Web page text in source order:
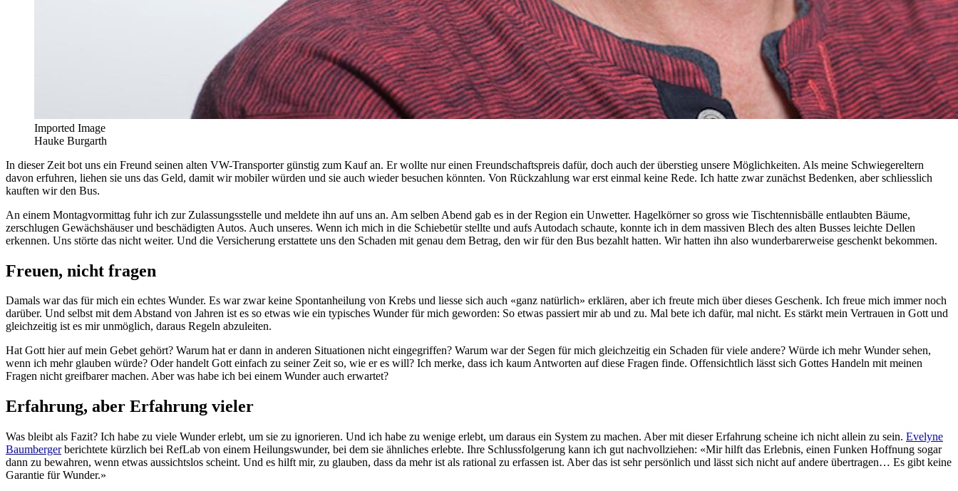
Imported Image
Hauke Burgarth
In dieser Zeit bot uns ein Freund seinen alten VW-Transporter günstig zum Kauf an. Er wollte nur einen Freundschaftspreis dafür, doch auch der überstieg unsere Möglichkeiten. Als meine Schwiegereltern
davon erfuhren, liehen sie uns das Geld, damit wir mobiler würden und sie auch wieder besuchen könnten. Von Rückzahlung war erst einmal keine Rede. Ich hatte zwar zunächst Bedenken, aber schliesslich
kauften wir den Bus.
An einem Montagvormittag fuhr ich zur Zulassungsstelle und meldete ihn auf uns an. Am selben Abend gab es in der Region ein Unwetter. Hagelkörner so gross wie Tischtennisbälle entlaubten Bäume,
zerschlugen Gewächshäuser und beschädigten Autos. Auch unseres. Wenn ich mich in die Schiebetür stellte und aufs Autodach schaute, konnte ich in dem massiven Blech des alten Busses leichte Dellen
erkennen. Uns störte das nicht weiter. Und die Versicherung erstattete uns den Schaden mit genau dem Betrag, den wir für den Bus bezahlt hatten. Wir hatten ihn also wunderbarerweise geschenkt bekommen.
Freuen, nicht fragen
Damals war das für mich ein echtes Wunder. Es war zwar keine Spontanheilung von Krebs und liesse sich auch «ganz natürlich» erklären, aber ich freute mich über dieses Geschenk. Ich freue mich immer noch
darüber. Und selbst mit dem Abstand von Jahren ist es so etwas wie ein typisches Wunder für mich geworden: So etwas passiert mir ab und zu. Mal bete ich dafür, mal nicht. Es stärkt mein Vertrauen in Gott und
gleichzeitig ist es mir unmöglich, daraus Regeln abzuleiten.
Hat Gott hier auf mein Gebet gehört? Warum hat er dann in anderen Situationen nicht eingegriffen? Warum war der Segen für mich gleichzeitig ein Schaden für viele andere? Würde ich mehr Wunder sehen,
wenn ich mehr glauben würde? Oder handelt Gott einfach zu seiner Zeit so, wie er es will? Ich merke, dass ich kaum Antworten auf diese Fragen finde. Offensichtlich lässt sich Gottes Handeln mit meinen
Fragen nicht greifbarer machen. Aber was habe ich bei einem Wunder auch erwartet?
Erfahrung, aber Erfahrung vieler
Was bleibt als Fazit? Ich habe zu viele Wunder erlebt, um sie zu ignorieren. Und ich habe zu wenige erlebt, um daraus ein System zu machen. Aber mit dieser Erfahrung scheine ich nicht allein zu sein. Evelyne
Baumbergerberichtete kürzlich bei RefLab von einem Heilungswunder, bei dem sie ähnliches erlebte. Ihre Schlussfolgerung kann ich gut nachvollziehen: «Mir hilft das Erlebnis, einen Funken Hoffnung sogar
dann zu bewahren, wenn etwas aussichtslos scheint. Und es hilft mir, zu glauben, dass da mehr ist als rational zu erfassen ist. Aber das ist sehr persönlich und lässt sich nicht auf andere übertragen… Es gibt keine
Garantie für Wunder.»